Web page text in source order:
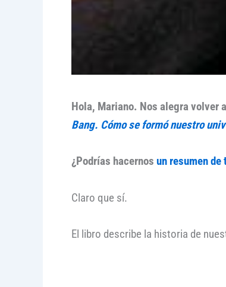
Hola, Mariano. Nos alegra volver
Bang. Cómo se formó nuestro
¿Podrías hacernos un resumen de
Claro que sí.
El libro describe la historia de